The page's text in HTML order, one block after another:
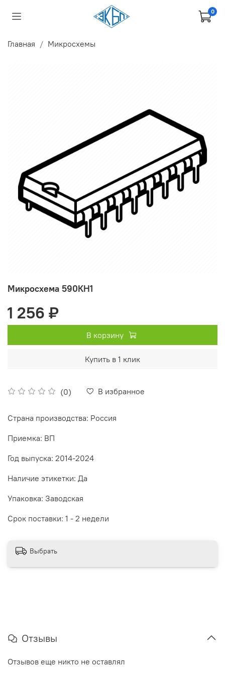
0
Главная Микросхемы
Микросхема 590КН1
(0) В избранное
1 256 ₽
В корзину
Купить в 1 клик
Страна производства: Россия
Приемка: ВП
Год выпуска: 2014-2024
Наличие этикетки: Да
Упаковка: Заводская
Срок поставки: 1 - 2 недели
Выбрать
Отзывы
Отзывов еще никто не оставлял